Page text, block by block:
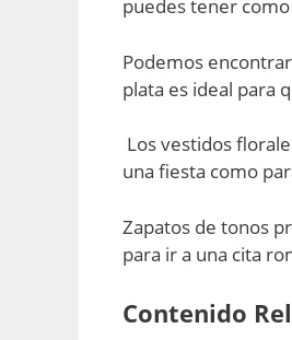
puedes tener
Podemos
plata es ideal para
Los vestidos
una fiesta como
Zapatos de tonos
para ir a una cita
Contenido